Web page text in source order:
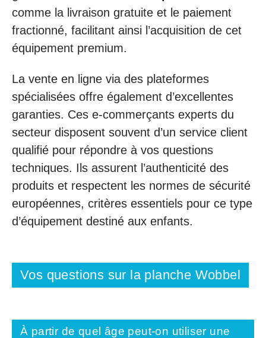
comme la livraison gratuite et le paiement
fractionné, facilitant ainsi l’acquisition de cet
équipement premium.
La vente en ligne via des plateformes
spécialisées offre également d’excellentes
garanties. Ces e-commerçants experts du
secteur disposent souvent d’un service client
qualifié pour répondre à vos questions
techniques. Ils assurent l’authenticité des
produits et respectent les normes de sécurité
européennes, critères essentiels pour ce type
d’équipement destiné aux enfants.
Vos questions sur la planche Wobbel
À partir de quel âge peut-on utiliser une